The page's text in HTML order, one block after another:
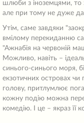
шлюби з іноземцями, то
але при тому не дуже
Утім, саме завдяки
вмілому перекиданню
"Ажнабія на червоній
Можливо, навіть –
синього-синього моря,
екзотичних островах чи
голову, притлумлює
кожну подію можна
комедію. І це – якраз її